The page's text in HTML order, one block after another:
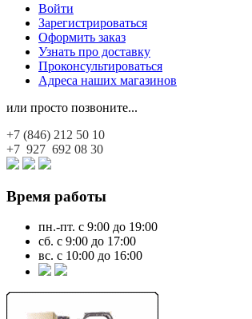
Войти
Зарегистрироваться
Оформить заказ
Узнать про доставку
Проконсультироваться
Адреса наших магазинов
или просто позвоните...
+7 (846) 212 50 10
+7 927 692 08 30
Время работы
пн.-пт. с 9:00 до 19:00
сб. с 9:00 до 17:00
вс. с 10:00 до 16:00